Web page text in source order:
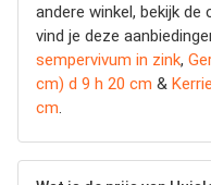
andere winkel, bekijk de
vind je deze
sempervivum in zink,
cm) d 9 h 20 cm &
cm.